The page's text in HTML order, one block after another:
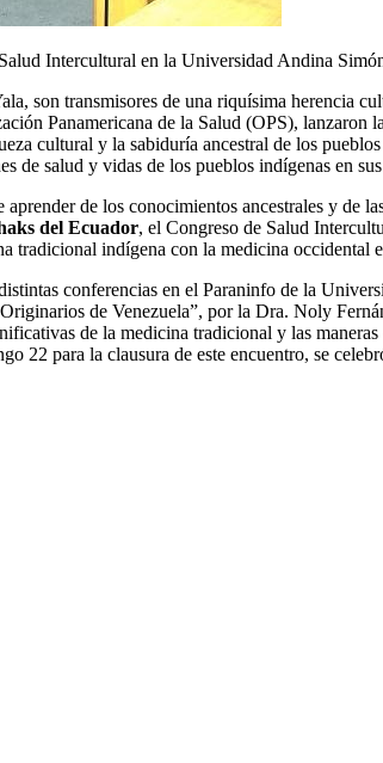
Intercultural en la Universidad Andina
son transmisores de una riquísima herencia
Panamericana de la Salud (OPS),
cultural y la sabiduría ancestral de los
de salud y vidas de los pueblos indígenas en
de los conocimientos ancestrales y de
del Ecuador, el Congreso de Salud
tradicional indígena con la medicina
conferencias en el Paraninfo de la
de Venezuela”, por la Dra. Noly
de la medicina tradicional y las
22 para la clausura de este encuentro, se